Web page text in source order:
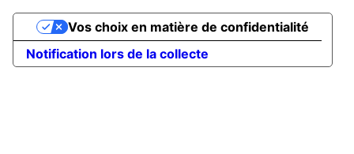
Notification lors de la collecte
Vos choix en matière de confidentialité